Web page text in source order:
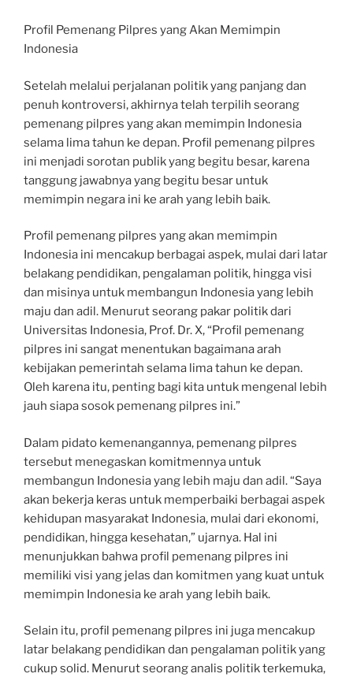
Profil Pemenang Pilpres yang Akan Memimpin
Indonesia
Setelah melalui perjalanan politik yang panjang dan
penuh kontroversi, akhirnya telah terpilih seorang
pemenang pilpres yang akan memimpin Indonesia
selama lima tahun ke depan. Profil pemenang pilpres
ini menjadi sorotan publik yang begitu besar, karena
tanggung jawabnya yang begitu besar untuk
memimpin negara ini ke arah yang lebih baik.
Profil pemenang pilpres yang akan memimpin
Indonesia ini mencakup berbagai aspek, mulai dari latar
belakang pendidikan, pengalaman politik, hingga visi
dan misinya untuk membangun Indonesia yang lebih
maju dan adil. Menurut seorang pakar politik dari
Universitas Indonesia, Prof. Dr. X, “Profil pemenang
pilpres ini sangat menentukan bagaimana arah
kebijakan pemerintah selama lima tahun ke depan.
Oleh karena itu, penting bagi kita untuk mengenal lebih
jauh siapa sosok pemenang pilpres ini.”
Dalam pidato kemenangannya, pemenang pilpres
tersebut menegaskan komitmennya untuk
membangun Indonesia yang lebih maju dan adil. “Saya
akan bekerja keras untuk memperbaiki berbagai aspek
kehidupan masyarakat Indonesia, mulai dari ekonomi,
pendidikan, hingga kesehatan,” ujarnya. Hal ini
menunjukkan bahwa profil pemenang pilpres ini
memiliki visi yang jelas dan komitmen yang kuat untuk
memimpin Indonesia ke arah yang lebih baik.
Selain itu, profil pemenang pilpres ini juga mencakup
latar belakang pendidikan dan pengalaman politik yang
cukup solid. Menurut seorang analis politik terkemuka,